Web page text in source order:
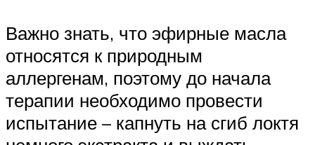
Важно знать, что эфирные масла
относятся к природным
аллергенам, поэтому до начала
терапии необходимо провести
испытание – капнуть на сгиб локтя